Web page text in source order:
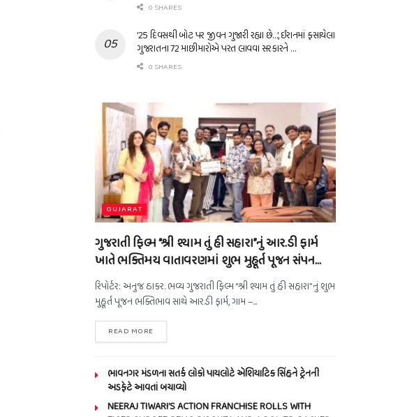
0 SHARES
’25 દિવસથી બોટ પર જીવન ગુજારી રહ્યા છે…’, ઈરાનમાં ફસાયેલા
ગુજરાતના 72 માછીમારોએ પરત લાવવા સરકારને …
0 SHARES
GUJARAT
ગુજરાતી ફિલ્મ “શ્રી શ્યામ તું હી સહારા”નું આર.ડી ફાર્મ
ખાતે ભક્તિમય વાતાવરણમાં શુભ મુહૂર્ત પૂજન સંપન…
રિપોર્ટર: અનુજ ઠાકર. ભવ્ય ગુજરાતી ફિલ્મ “શ્રી શ્યામ તું હી સહારા”નું શુભ
મુહૂર્ત પૂજન ભક્તિભાવ સાથે આર.ડી ફાર્મ, ગામ –...
READ MORE
ભાવનગર મંડળના સતર્ક લોકો પાયલોટે એશિયાટિક સિંહને ટ્રેનની
અડફેટે આવતાં બચાવ્યો
NEERAJ TIWARI’S ACTION FRANCHISE ROLLS WITH